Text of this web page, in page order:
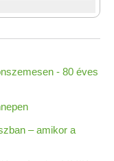
- 80 éves
– amikor a